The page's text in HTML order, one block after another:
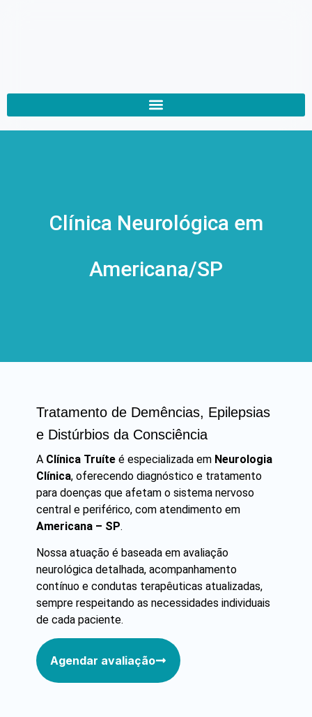
Clínica Neurológica em
Americana/SP
Tratamento de Demências, Epilepsias
e Distúrbios da Consciência
A Clínica Truíte é especializada em Neurologia
Clínica, oferecendo diagnóstico e tratamento
para doenças que afetam o sistema nervoso
central e periférico, com atendimento em
Americana – SP.
Nossa atuação é baseada em avaliação
neurológica detalhada, acompanhamento
contínuo e condutas terapêuticas atualizadas,
sempre respeitando as necessidades individuais
de cada paciente.
Agendar avaliação